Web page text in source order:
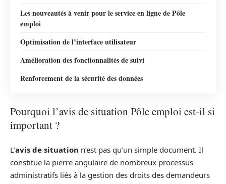
Les nouveautés à venir pour le service en ligne de Pôle
emploi
Optimisation de l’interface utilisateur
Amélioration des fonctionnalités de suivi
Renforcement de la sécurité des données
Pourquoi l’avis de situation Pôle emploi est-il si
important ?
L’avis de situation n’est pas qu’un simple document. Il
constitue la pierre angulaire de nombreux processus
administratifs liés à la gestion des droits des demandeurs